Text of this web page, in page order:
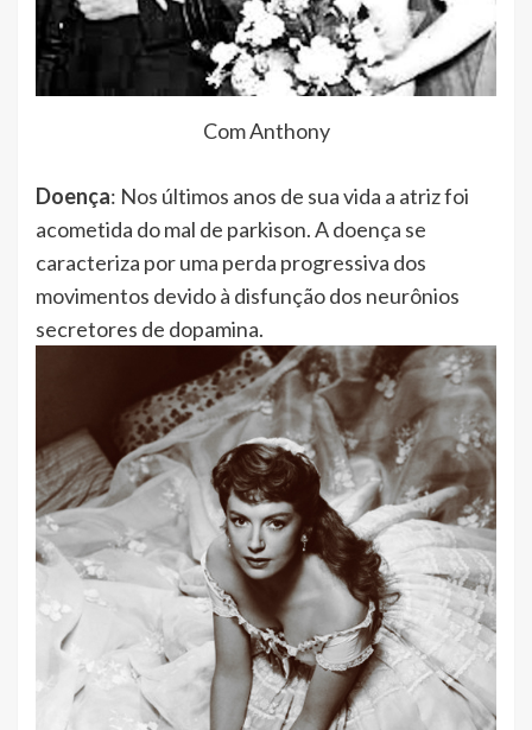
Com Anthony
Doença: Nos últimos anos de sua vida a atriz foi
acometida do mal de parkison. A doença se
caracteriza por uma perda progressiva dos
movimentos devido à disfunção dos neurônios
secretores de dopamina.